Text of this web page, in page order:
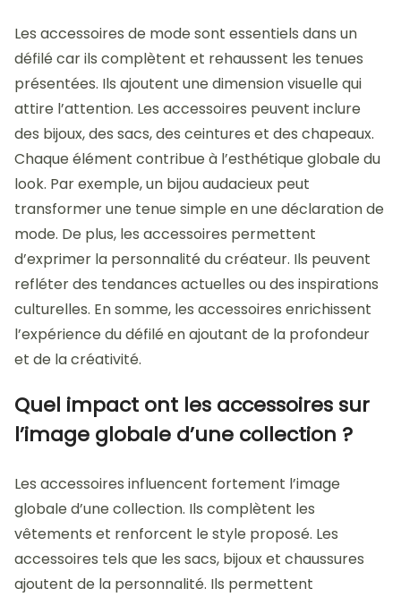
Les accessoires de mode sont essentiels dans un
défilé car ils complètent et rehaussent les tenues
présentées. Ils ajoutent une dimension visuelle qui
attire l’attention. Les accessoires peuvent inclure
des bijoux, des sacs, des ceintures et des chapeaux.
Chaque élément contribue à l’esthétique globale du
look. Par exemple, un bijou audacieux peut
transformer une tenue simple en une déclaration de
mode. De plus, les accessoires permettent
d’exprimer la personnalité du créateur. Ils peuvent
refléter des tendances actuelles ou des inspirations
culturelles. En somme, les accessoires enrichissent
l’expérience du défilé en ajoutant de la profondeur
et de la créativité.
Quel impact ont les accessoires sur
l’image globale d’une collection ?
Les accessoires influencent fortement l’image
globale d’une collection. Ils complètent les
vêtements et renforcent le style proposé. Les
accessoires tels que les sacs, bijoux et chaussures
ajoutent de la personnalité. Ils permettent